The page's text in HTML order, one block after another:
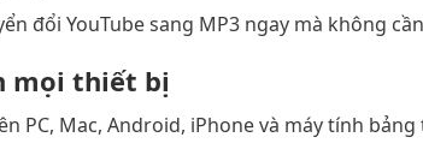
đổi YouTube sang MP3 ngay mà không
mọi thiết bị
PC, Mac, Android, iPhone và máy tính